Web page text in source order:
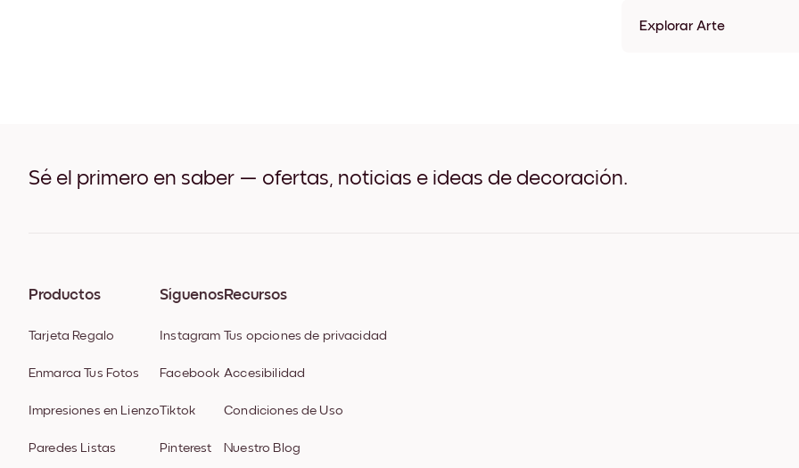
Explorar Arte
Sé el primero en saber — ofertas, noticias e ideas de decoración.
Productos
Tarjeta Regalo
Enmarca Tus Fotos
Impresiones en Lienzo
Paredes Listas
Síguenos
Instagram
Facebook
Tiktok
Pinterest
Recursos
Tus opciones de privacidad
Accesibilidad
Condiciones de Uso
Nuestro Blog